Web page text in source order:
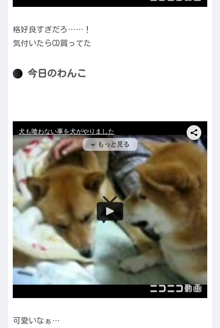
格好良すぎだろ……！
気付いたらCD買ってた
今日のわんこ
可愛いなぁ…